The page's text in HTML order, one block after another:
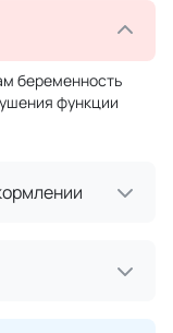
беременность
функции